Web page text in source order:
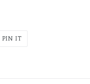
PIN IT